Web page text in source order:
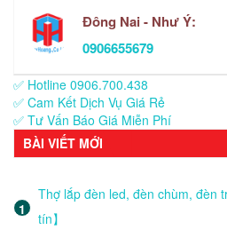
Đông Nai - Như Ý:
0906655679
✅ Hotline 0906.700.438
✅ Cam Kết Dịch Vụ Giá Rẻ
✅ Tư Vấn Báo Giá Miễn Phí
BÀI VIẾT MỚI
Thợ lắp đèn led, đèn chùm, đèn
tín】